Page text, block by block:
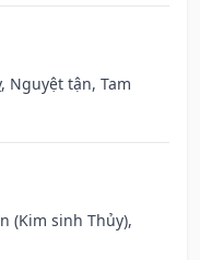
Nguyệt tận, Tam
(Kim sinh Thủy),